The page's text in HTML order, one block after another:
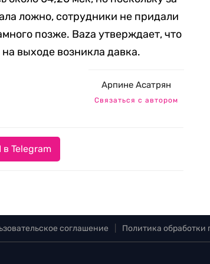
ложно, сотрудники не придали
позже. Baza утверждает, что
выходе возникла давка.
Арпине Асатрян
Связаться с автором
Telegram
соглашение Политика